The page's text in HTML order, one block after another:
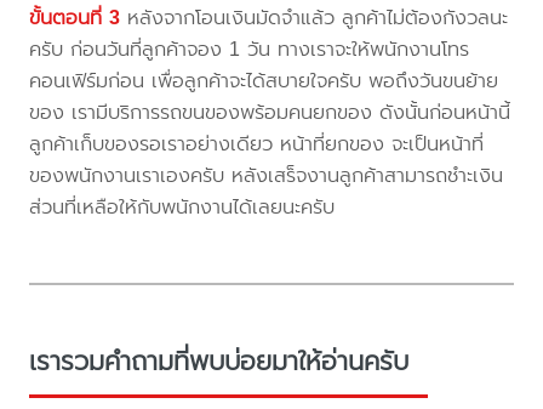
ขั้นตอนที่ 3 หลังจากโอนเงินมัดจำแล้ว ลูกค้าไม่ต้องกังวลนะ
ครับ ก่อนวันที่ลูกค้าจอง 1 วัน ทางเราจะให้พนักงานโทร
คอนเฟิร์มก่อน เพื่อลูกค้าจะได้สบายใจครับ พอถึงวันขนย้าย
ของ เรามีบริการรถขนของพร้อมคนยกของ ดังนั้นก่อนหน้านี้
ลูกค้าเก็บของรอเราอย่างเดียว หน้าที่ยกของ จะเป็นหน้าที่
ของพนักงานเราเองครับ หลังเสร็จงานลูกค้าสามารถชำะเงิน
ส่วนที่เหลือให้กับพนักงานได้เลยนะครับ
เรารวมคำถามที่พบบ่อยมาให้อ่านครับ